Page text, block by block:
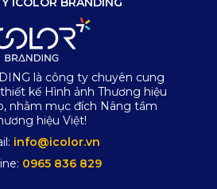
là công ty chuyên cung
kế Hình ảnh Thương hiệu
nhằm mục đích Nâng tầm
hiệu Việt!
info@icolor.vn
0965 836 829